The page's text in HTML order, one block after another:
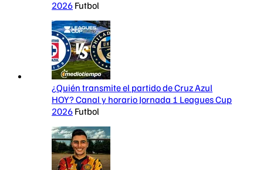
2026 Futbol
¿Quién transmite el partido de Cruz Azul
HOY? Canal y horario Jornada 1 Leagues Cup
2026 Futbol